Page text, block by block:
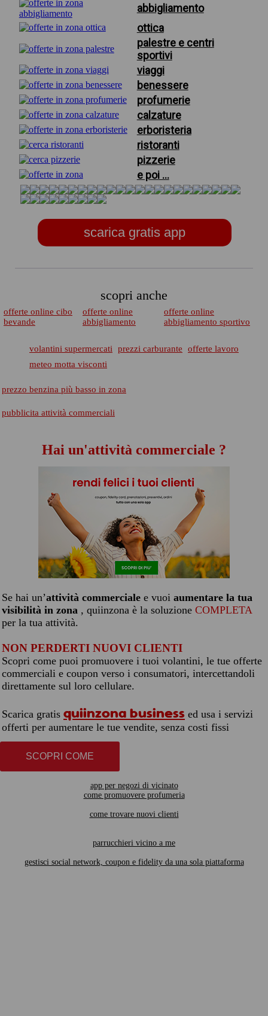
abbigliamento
ottica
palestre e centri
sportivi
viaggi
benessere
profumerie
calzature
erboristeria
ristoranti
pizzerie
e poi ...
scarica gratis app
scopri anche
offerte online cibo
bevande
offerte online
abbigliamento
offerte online
abbigliamento sportivo
volantini supermercati prezzi carburante
offerte lavoro
meteo motta visconti
prezzo benzina più basso in zona
pubblicita attività commerciali
Hai un'attività commerciale ?
Se hai un’attività commerciale e vuoi aumentare la tua
visibilità in zona , quiinzona è la soluzione COMPLETA
per la tua attività.
NON PERDERTI NUOVI CLIENTI
Scopri come puoi promuovere i tuoi volantini, le tue offerte
commerciali e coupon verso i consumatori, intercettandoli
direttamente sul loro cellulare.
Scarica gratis quiinzona business ed usa i servizi
offerti per aumentare le tue vendite, senza costi fissi
SCOPRI COME
app per negozi di vicinato
come promuovere profumeria
come trovare nuovi clienti
parrucchieri vicino a me
gestisci social network, coupon e fidelity da una sola piattaforma